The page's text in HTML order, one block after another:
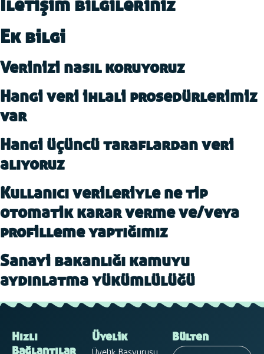
İletişim bilgileriniz
Ek bilgi
Verinizi nasıl koruyoruz
Hangi veri ihlali prosedürlerimiz
var
Hangi üçüncü taraflardan veri
alıyoruz
Kullanıcı verileriyle ne tip
otomatik karar verme ve/veya
profilleme yaptığımız
Sanayi bakanlığı kamuyu
aydınlatma yükümlülüğü
Hızlı
Üyelik Bülten